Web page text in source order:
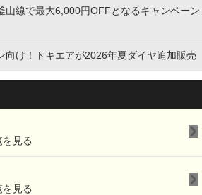
山線で最大6,000円OFFとなるキャンペーン
向け！トキエアが2026年夏ダイヤ追加販売
見る
見る